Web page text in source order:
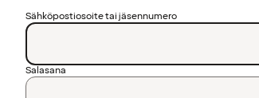
Sähköpostiosoite tai jäsennumero
Salasana